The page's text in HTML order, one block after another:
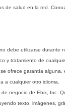
de salud en la red.
debe utilizarse durante
y tratamiento de
ofrece garantía
a cualquier otro idioma.
negocio de Ebix, Inc.
texto, imágenes,